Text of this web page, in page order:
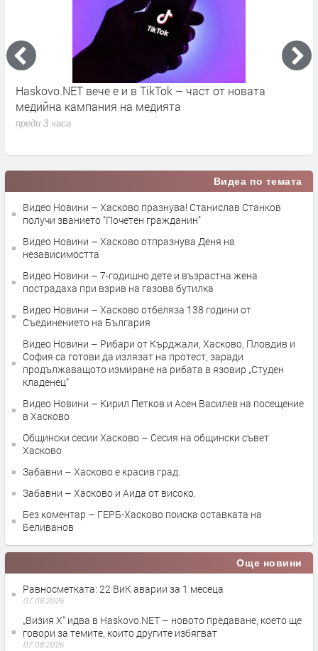
Haskovo.NET вече е и в TikTok – част от новата
медийна кампания на медията
преди 3 часа
Видеа по темата
Видео Новини – Хасково празнува! Станислав Станков
получи званието "Почетен гражданин"
Видео Новини – Хасково отпразнува Деня на
независимостта
Видео Новини – 7-годишно дете и възрастна жена
пострадаха при взрив на газова бутилка
Видео Новини – Хасково отбеляза 138 години от
Съединението на България
Видео Новини – Рибари от Кърджали, Хасково, Пловдив и
София са готови да излязат на протест, заради
продължаващото измиране на рибата в язовир „Студен
кладенец“
Видео Новини – Кирил Петков и Асен Василев на посещение
в Хасково
Общински сесии Хасково – Сесия на общински съвет
Хасково
Забавни – Хасково е красив град.
Забавни – Хасково и Аида от високо.
Без коментар – ГЕРБ-Хасково поиска оставката на
Беливанов
Още новини
Равносметката: 22 ВиК аварии за 1 месеца
07.08.2026
„Визия Х“ идва в Haskovo.NET – новото предаване, което ще
говори за темите, които другите избягват
07.08.2026